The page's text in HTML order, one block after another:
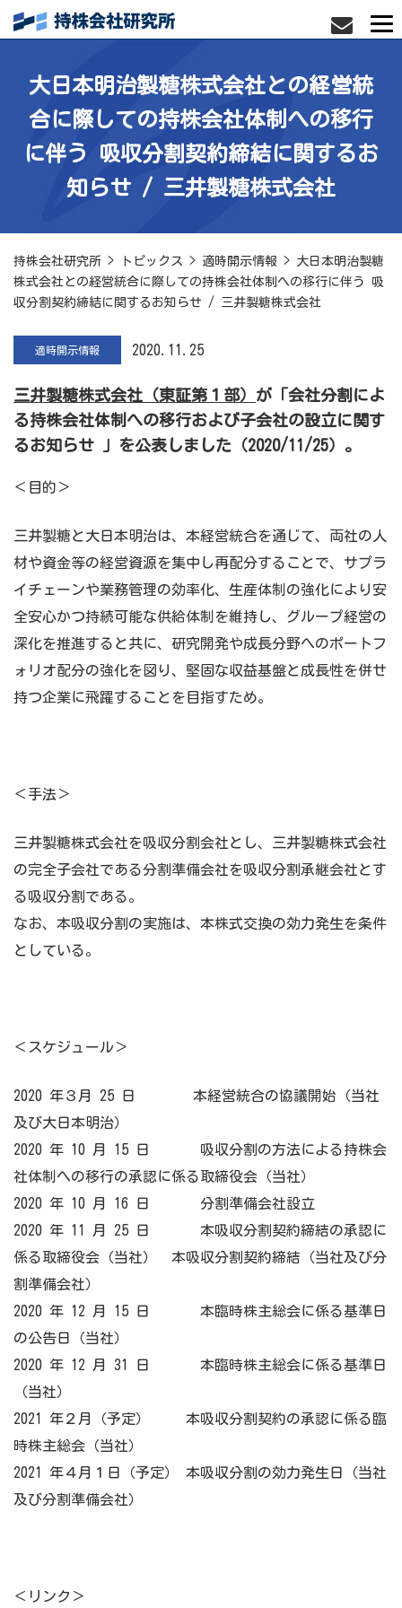
大日本明治製糖株式会社との経営統
合に際しての持株会社体制への移行
に伴う 吸収分割契約締結に関するお
知らせ / 三井製糖株式会社
持株会社研究所 > トピックス > 適時開示情報 > 大日本明治製糖
株式会社との経営統合に際しての持株会社体制への移行に伴う 吸
収分割契約締結に関するお知らせ / 三井製糖株式会社
適時開示情報 2020.11.25
三井製糖株式会社（東証第１部） が「会社分割によ
る持株会社体制への移行および子会社の設立に関す
るお知らせ 」
を公表しました（2020/11/25）。
＜目的＞
三井製糖と大日本明治は、本経営統合を通じて、両社の人
材や資金等の経営資源を集中し再配分することで、サプラ
イチェーンや業務管理の効率化、生産体制の強化により安
全安心かつ持続可能な供給体制を維持し、グループ経営の
深化を推進すると共に、研究開発や成長分野へのポートフ
ォリオ配分の強化を図り、堅固な収益基盤と成長性を併せ
持つ企業に飛躍することを目指すため。
＜手法＞
三井製糖株式会社を吸収分割会社とし、三井製糖株式会社
の完全子会社である分割準備会社を吸収分割承継会社とす
る吸収分割である。
なお、本吸収分割の実施は、本株式交換の効力発生を条件
としている。
＜スケジュール＞
2020 年３月 25 日 本経営統合の協議開始（当社
及び大日本明治）
2020 年 10 月 15 日 吸収分割の方法による持株会
社体制への移行の承認に係る取締役会（当社）
2020 年 10 月 16 日 分割準備会社設立
2020 年 11 月 25 日 本吸収分割契約締結の承認に
係る取締役会（当社） 本吸収分割契約締結（当社及び分
割準備会社）
2020 年 12 月 15 日 本臨時株主総会に係る基準日
の公告日（当社）
2020 年 12 月 31 日 本臨時株主総会に係る基準日
（当社）
2021 年２月（予定） 本吸収分割契約の承認に係る臨
時株主総会（当社）
2021 年４月１日（予定） 本吸収分割の効力発生日（当社
及び分割準備会社）
＜リンク＞